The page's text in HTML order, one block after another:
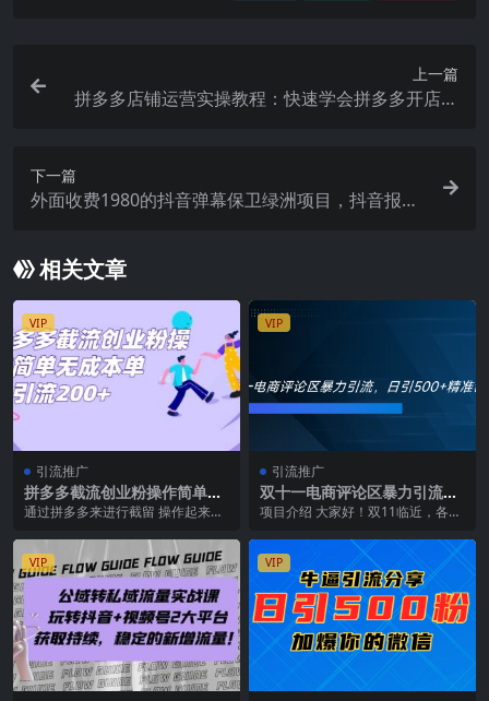
上一篇
拼多多店铺运营实操教程：快速学会拼多多开店和
下一篇
外面收费1980的抖音弹幕保卫绿洲项目，抖音报
相关文章
VIP
引流推广
拼多多截流创业粉操作简单无
成本单日引流200+
通过拼多多来进行截留 操作起来非
频 无需混剪视...
VIP
引流推广
双十一电商评论区暴力引流，
日引500+精准创业粉！！！
项目介绍 大家好！双11临近，各大
分享一个2024...
VIP VIP